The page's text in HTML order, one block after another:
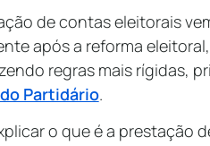
de contas eleitorais
após a reforma
regras mais rígidas,
Partidário.
o que é a prestação